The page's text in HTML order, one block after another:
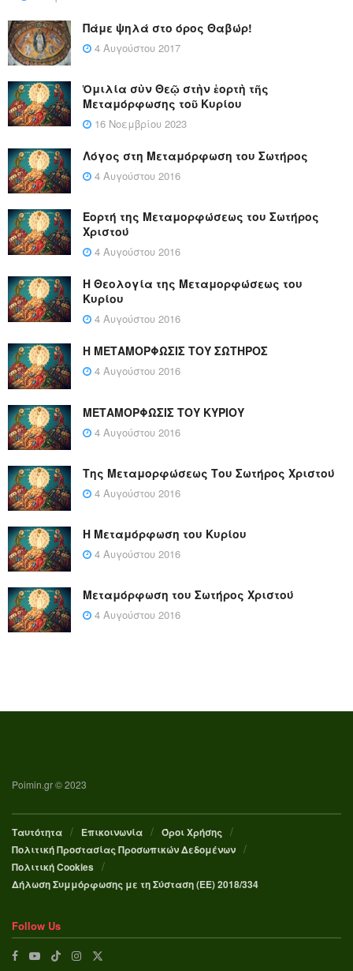
Πάμε ψηλά στο όρος Θαβώρ!
4 Αυγούστου 2017
Ὁμιλία σὺν Θεῷ στὴν ἑορτὴ τῆς
Μεταμόρφωσης τοῦ Κυρίου
16 Νοεμβρίου 2023
Λόγος στη Μεταμόρφωση του Σωτήρος
4 Αυγούστου 2016
Εορτή της Μεταμορφώσεως του Σωτήρος
Χριστού
4 Αυγούστου 2016
Η Θεολογία της Μεταμορφώσεως του
Κυρίου
4 Αυγούστου 2016
Η ΜΕΤΑΜΟΡΦΩΣΙΣ ΤΟΥ ΣΩΤΗΡΟΣ
4 Αυγούστου 2016
ΜΕΤΑΜΟΡΦΩΣΙΣ ΤΟΥ ΚΥΡΙΟΥ
4 Αυγούστου 2016
Της Μεταμορφώσεως Του Σωτήρος Χριστού
4 Αυγούστου 2016
Η Μεταμόρφωση του Κυρίου
4 Αυγούστου 2016
Μεταμόρφωση του Σωτήρος Χριστού
4 Αυγούστου 2016
Poimin.gr © 2023
Ταυτότητα Επικοινωνία
Όροι Χρήσης
Πολιτική Προστασίας Προσωπικών Δεδομένων
Πολιτική Cookies
Δήλωση Συμμόρφωσης με τη Σύσταση (ΕΕ) 2018/334
Follow Us